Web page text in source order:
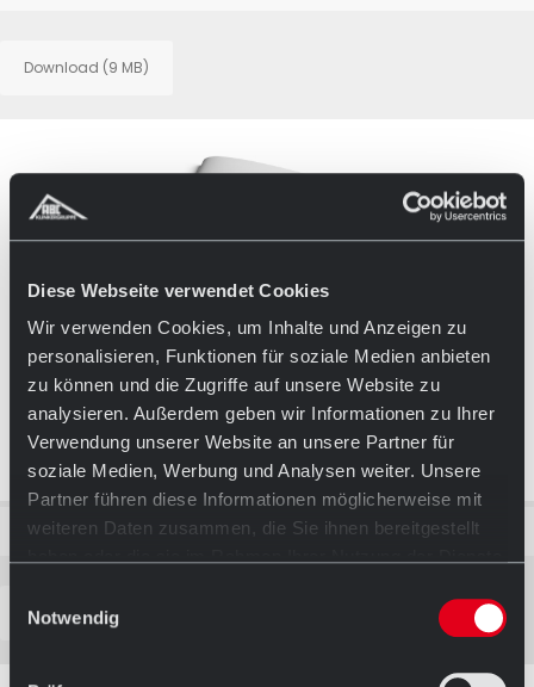
Diese Webseite verwendet Cookies
Wir verwenden Cookies, um Inhalte und Anzeigen zu
personalisieren, Funktionen für soziale Medien anbieten
zu können und die Zugriffe auf unsere Website zu
analysieren. Außerdem geben wir Informationen zu Ihrer
Verwendung unserer Website an unsere Partner für
soziale Medien, Werbung und Analysen weiter. Unsere
Partner führen diese Informationen möglicherweise mit
weiteren Daten zusammen, die Sie ihnen bereitgestellt
Notwendig
Download (9 MB)
Klinker-Dachziegel Technisches Datenblatt DE
Download (250 KB)